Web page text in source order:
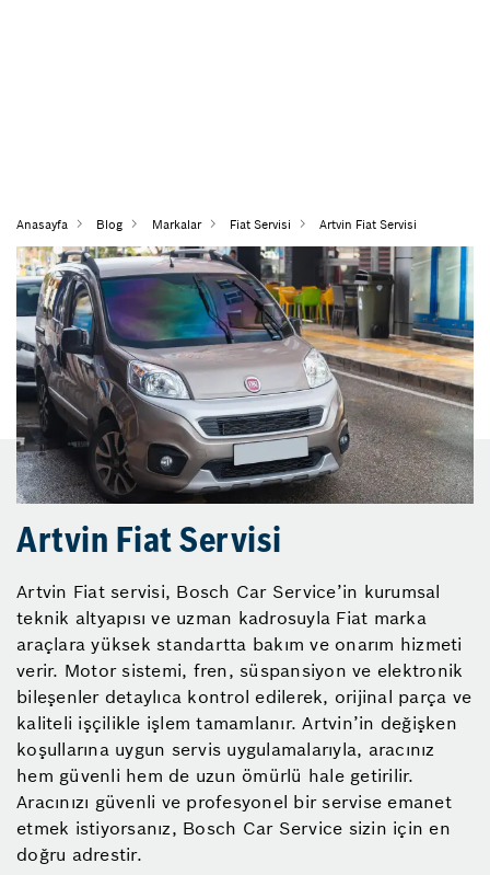
Anasayfa Blog Markalar Fiat Servisi Artvin Fiat Servisi
Artvin Fiat Servisi
Artvin Fiat servisi, Bosch Car Service’in kurumsal
teknik altyapısı ve uzman kadrosuyla Fiat marka
araçlara yüksek standartta bakım ve onarım hizmeti
verir. Motor sistemi, fren, süspansiyon ve elektronik
bileşenler detaylıca kontrol edilerek, orijinal parça ve
kaliteli işçilikle işlem tamamlanır. Artvin’in değişken
koşullarına uygun servis uygulamalarıyla, aracınız
hem güvenli hem de uzun ömürlü hale getirilir.
Aracınızı güvenli ve profesyonel bir servise emanet
etmek istiyorsanız, Bosch Car Service sizin için en
doğru adrestir.